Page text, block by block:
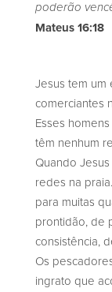
poderão
Mateus 16:18
Jesus tem um
comerciantes
Esses
têm nenhum
Quando
redes na
para muitas
prontidão, de
consistência,
Os
ingrato que